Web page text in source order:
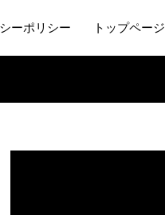
ーポリシー トップページ